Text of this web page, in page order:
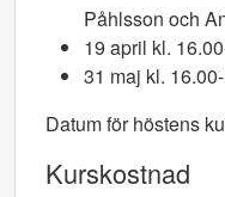
Påhlsson och
19 april kl.
31 maj kl.
Datum för höstens
Kurskostnad